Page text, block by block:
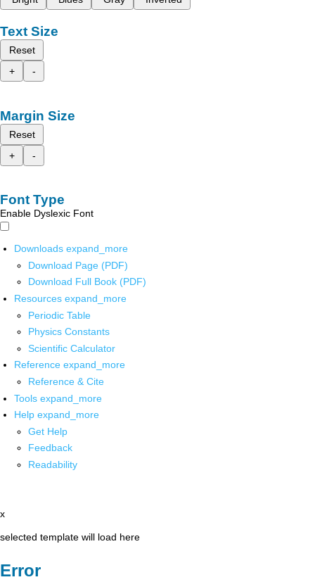
Text Size
Reset
+
-
Margin Size
Reset
+
-
Font Type
Enable Dyslexic Font
Downloads expand_more
Download Page (PDF)
Download Full Book (PDF)
Resources expand_more
Periodic Table
Physics Constants
Scientific Calculator
Reference expand_more
Reference & Cite
Tools expand_more
Help expand_more
Get Help
Feedback
Readability
x
selected template will load here
Error